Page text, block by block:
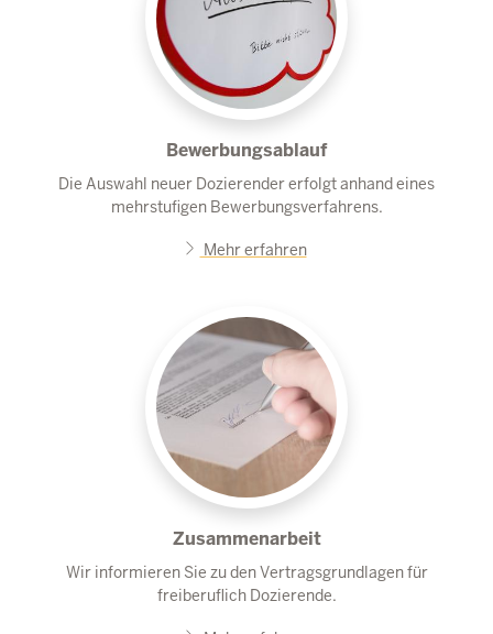
Bewerbungsablauf
Die Auswahl neuer Dozierender erfolgt anhand eines
mehrstufigen Bewerbungsverfahrens.
Mehr erfahren
Zusammenarbeit
Wir informieren Sie zu den Vertragsgrundlagen für
freiberuflich Dozierende.